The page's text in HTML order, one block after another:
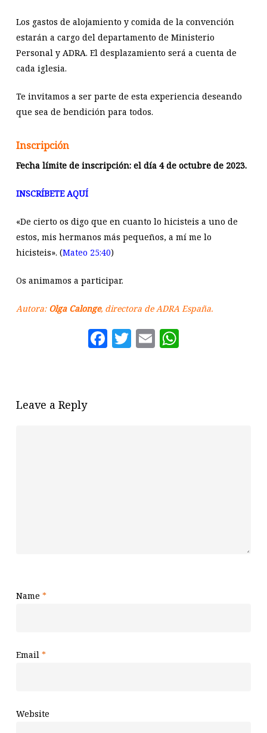
Los gastos de alojamiento y comida de la convención
estarán a cargo del departamento de Ministerio
Personal y ADRA. El desplazamiento será a cuenta de
cada iglesia.
Te invitamos a ser parte de esta experiencia deseando
que sea de bendición para todos.
Inscripción
Fecha límite de inscripción: el día 4 de octubre de 2023.
INSCRÍBETE AQUÍ
«De cierto os digo que en cuanto lo hicisteis a uno de
estos, mis hermanos más pequeños, a mí me lo
hicisteis». (Mateo 25:40)
Os animamos a participar.
Autora: Olga Calonge, directora de ADRA España.
Facebook
Twitter
Email
Leave a Reply
Name *
Email *
Website